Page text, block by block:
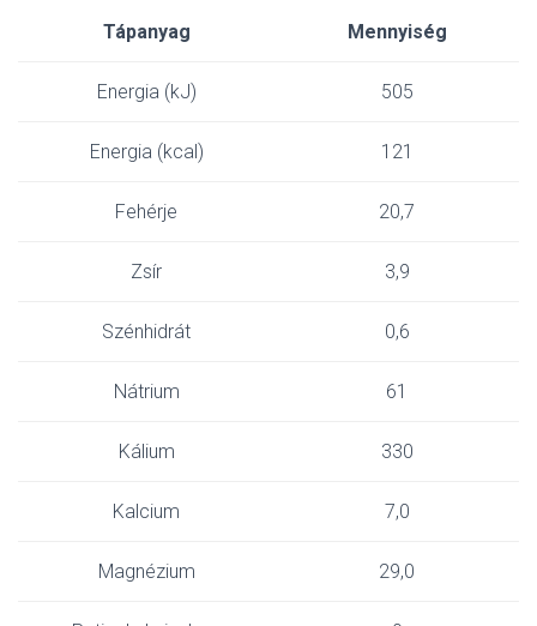
Tápanyag Mennyiség
Energia (kJ) 505
Energia (kcal) 121
Fehérje 20,7
Zsír 3,9
Szénhidrát 0,6
Nátrium 61
Kálium 330
Kalcium 7,0
Magnézium 29,0